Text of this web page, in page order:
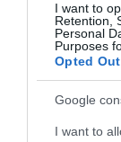
I want to
Retention,
Personal
Purposes
Opted Out
Google
I want to